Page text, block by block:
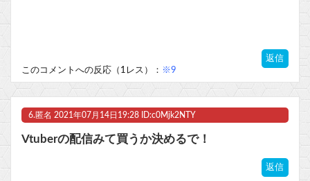
返信
このコメントへの反応（1レス）： ※9
6. 匿名 2021年07月14日19:28 ID:c0Mjk2NTY
Vtuberの配信みて買うか決めるで！
返信